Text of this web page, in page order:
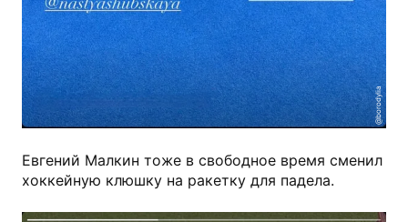
@borodylia
Евгений Малкин тоже в свободное время сменил
хоккейную клюшку на ракетку для падела.